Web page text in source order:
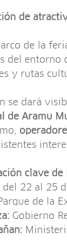
de
de la
del entorno
y rutas
se dará
de Aramu
clave
del 22 al 25
de la
Gobierno